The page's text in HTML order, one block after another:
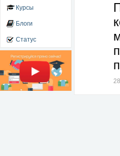
Курсы
Блоги
Статус